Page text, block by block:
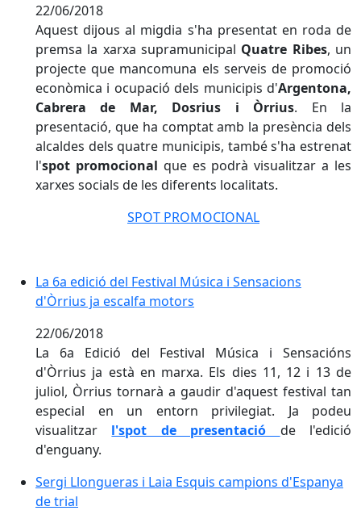
22/06/2018
Aquest dijous al migdia s'ha presentat en roda de
premsa la xarxa supramunicipal Quatre Ribes, un
projecte que mancomuna els serveis de promoció
econòmica i ocupació dels municipis d'Argentona,
Cabrera de Mar, Dosrius i Òrrius. En la
presentació, que ha comptat amb la presència dels
alcaldes dels quatre municipis, també s'ha estrenat
l'spot promocional que es podrà visualitzar a les
xarxes socials de les diferents localitats.
SPOT PROMOCIONAL
La 6a edició del Festival Música i Sensacions
La 6a edició del Festival Música i Sensacions
d'Òrrius ja escalfa motors
22/06/2018
La 6a Edició del Festival Música i Sensacións
d'Òrrius ja està en marxa. Els dies 11, 12 i 13 de
juliol, Òrrius tornarà a gaudir d'aquest festival tan
especial en un entorn privilegiat. Ja podeu
visualitzar l'spot de presentació de l'edició
d'enguany.
Sergi Llongueras i Laia Esquis campions d'Espanya
Sergi Llongueras i Laia Esquis campions d'Espanya
de trial